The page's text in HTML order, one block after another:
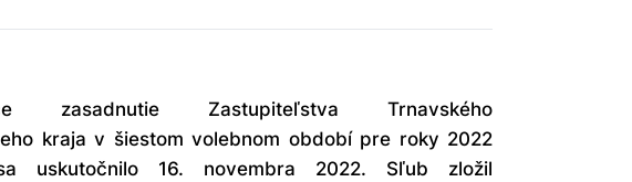
zasadnutie Zastupiteľstva Trnavského
kraja v šiestom volebnom období pre roky 2022
uskutočnilo 16. novembra 2022. Sľub zložil